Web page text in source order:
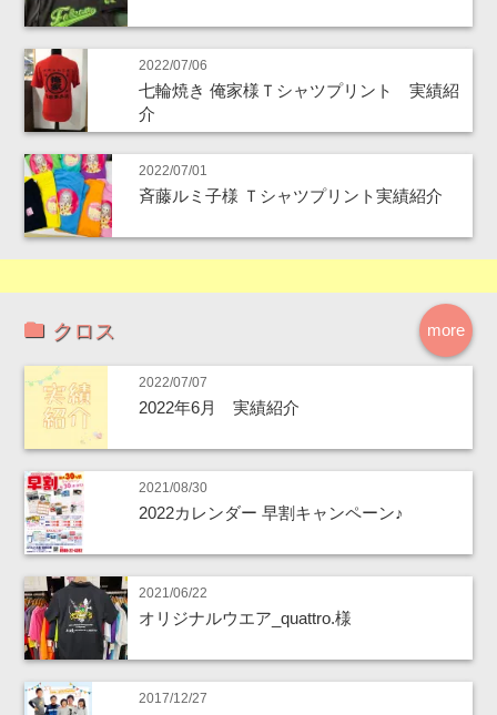
2022/07/06
七輪焼き 俺家様Ｔシャツプリント 実績紹
介
2022/07/01
斉藤ルミ子様 Ｔシャツプリント実績紹介
more
クロス
2022/07/07
2022年6月 実績紹介
2021/08/30
2022カレンダー 早割キャンペーン♪
2021/06/22
オリジナルウエア_quattro.様
2017/12/27